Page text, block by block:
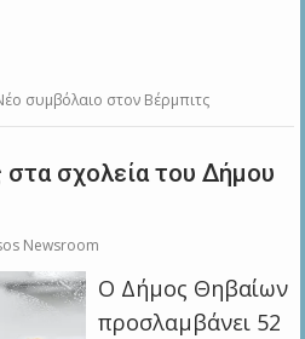
συμβόλαιο στον Βέρμπιτς
στα σχολεία τoυ Δήμου
Newsroom
Ο Δήμος Θηβαίων
προσλαμβάνει 52